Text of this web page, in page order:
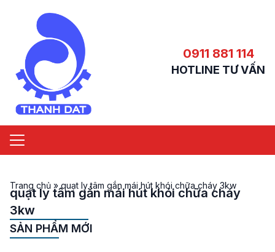
0911 881 114
HOTLINE TƯ VẤN
Trang chủ »quạt ly tâm gắn mái hút khói chữa cháy 3kw
quạt ly tâm gắn mái hút khói chữa cháy
3kw
SẢN PHẨM MỚI